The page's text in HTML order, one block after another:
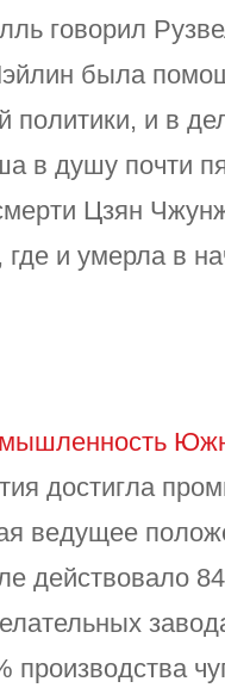
говорил
была
политики, и в
в душу почти
Цзян
и умерла в
достигла
ведущее
действовало
производства